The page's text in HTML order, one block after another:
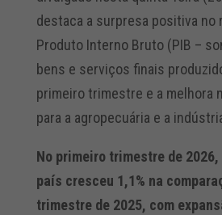
destaca a surpresa positiva no
Produto Interno Bruto (PIB –
bens e serviços finais
primeiro trimestre e a melhora
para a agropecuária e a
No primeiro trimestre de 2026,
país cresceu ​1,1% na
trimestre de 2025, com